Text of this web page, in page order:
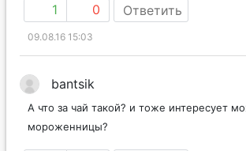
1 0 Ответить
09.08.16 15:03
bantsik
А что за чай такой? и тоже интересует
мороженницы?